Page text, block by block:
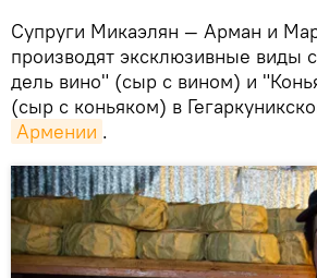
Супруги Микаэлян — Арман и
производят эксклюзивные виды
дель вино" (сыр с вином) и
(сыр с коньяком) в
Армении .